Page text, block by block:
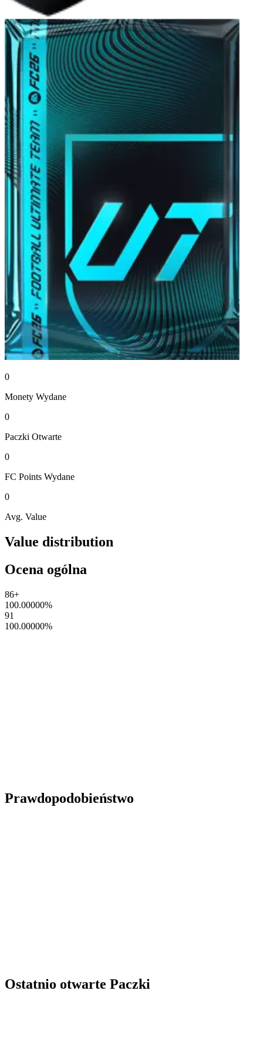
0
Monety Wydane
0
Paczki Otwarte
0
FC Points Wydane
0
Avg. Value
Value distribution
Ocena ogólna
86+
100.00000%
91
100.00000%
Prawdopodobieństwo
Ostatnio otwarte Paczki